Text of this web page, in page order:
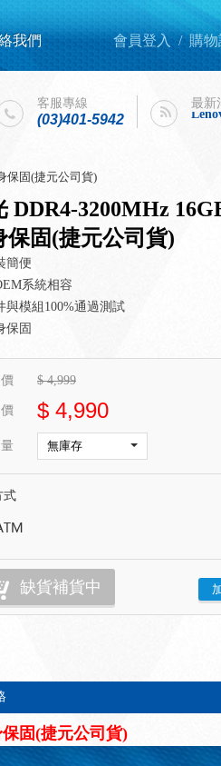
我們 會員登入 /購
客服專線
(03)401-5942
最新
保固(捷元公司貨)
DDR4-3200MHz
保固(捷元公司貨)
簡便
系統相容
模組100%通過測試
保固
$4,999
$ 4,990
式
缺貨補貨中
固(捷元公司貨)